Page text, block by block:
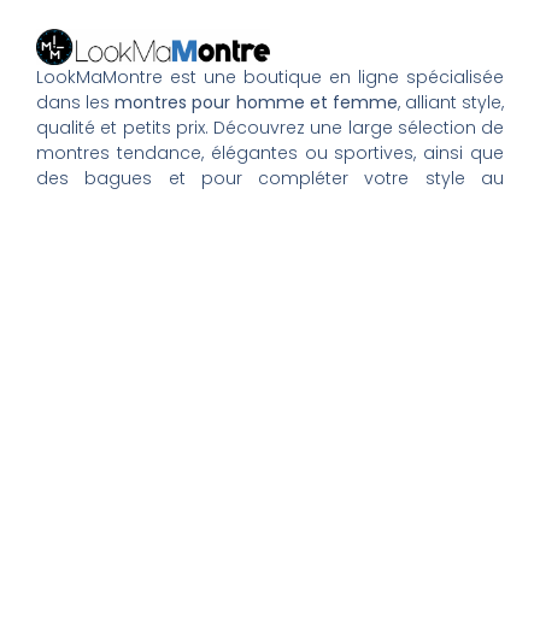
LookMaMontre est une boutique en ligne spécialisée
dans lesmontres pour homme et femme, alliant style,
qualité et petits prix. Découvrez une large sélection de
montres tendance, élégantes ou sportives, ainsi que
des bagues et pour compléter votre style au